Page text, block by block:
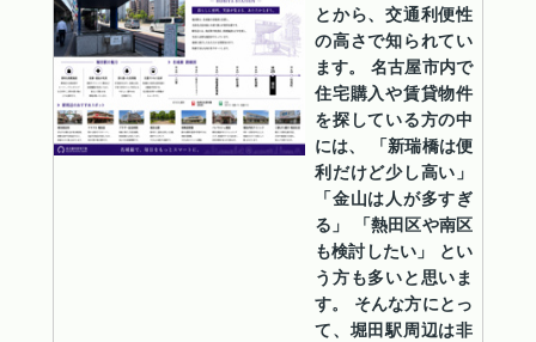
とから、交通利便性
の高さで知られてい
ます。 名古屋市内で
住宅購入や賃貸物件
を探している方の中
には、 「新瑞橋は便
利だけど少し高い」
「金山は人が多すぎ
る」 「熱田区や南区
も検討したい」 とい
う方も多いと思いま
す。 そんな方にとっ
て、堀田駅周辺は非